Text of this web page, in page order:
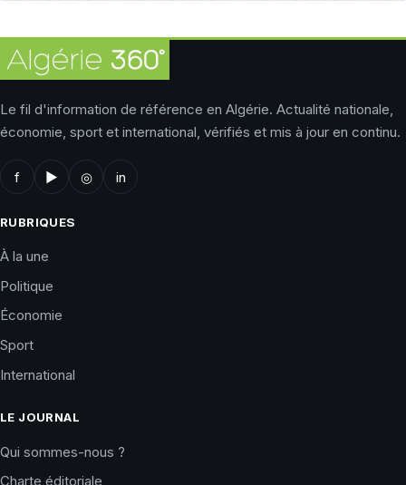
Le fil d'information de référence en Algérie. Actualité nationale,
économie, sport et international, vérifiés et mis à jour en continu.
f ▶ ◎ in
RUBRIQUES
À la une
Politique
Économie
Sport
International
LE JOURNAL
Qui sommes-nous ?
Charte éditoriale